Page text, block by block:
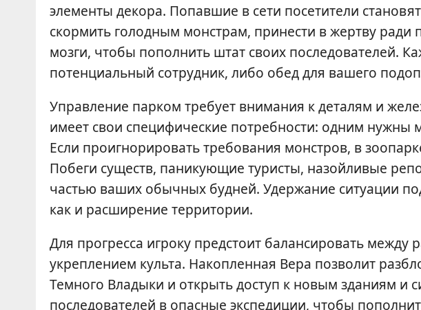
элементы декора. Попавшие в сети посетители
скормить голодным монстрам, принести в жертву
мозги, чтобы пополнить штат своих последователей.
потенциальный сотрудник, либо обед для вашего
Управление парком требует внимания к деталям и
имеет свои специфические потребности: одним нужны
Если проигнорировать требования монстров, в
Побеги существ, паникующие туристы, назойливые
частью ваших обычных будней. Удержание ситуации
как и расширение территории.
Для прогресса игроку предстоит балансировать между
укреплением культа. Накопленная Вера позволит
Темного Владыки и открыть доступ к новым зданиям и
последователей в опасные экспедиции, чтобы